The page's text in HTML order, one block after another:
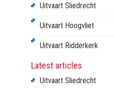
Uitvaart Sliedrecht
Uitvaart Hoogvliet
Uitvaart Ridderkerk
Latest articles
Uitvaart Sliedrecht